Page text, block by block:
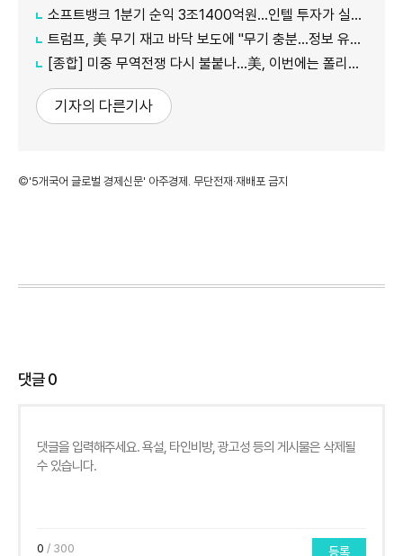
소프트뱅크 1분기 순익 3조1400억원…인텔 투자가 실적 견인
트럼프, 美 무기 재고 바닥 보도에 "무기 충분…정보 유출자에 장기형"
[종합] 미중 무역전쟁 다시 불붙나…美, 이번에는 폴리실리콘 관세 15% 추진
기자의 다른기사
©'5개국어 글로벌 경제신문' 아주경제. 무단전재·재배포 금지
댓글0
0 / 300 등록